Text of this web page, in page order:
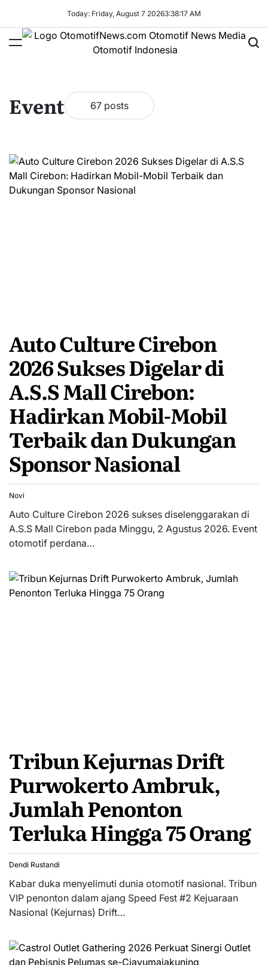
content
Today: Friday, August 7 20263:38:18 AM
Event 67 posts
Auto Culture Cirebon
2026 Sukses Digelar di
A.S.S Mall Cirebon:
Hadirkan Mobil-Mobil
Terbaik dan Dukungan
Sponsor Nasional
Novi
Auto Culture Cirebon 2026 sukses diselenggarakan di
A.S.S Mall Cirebon pada Minggu, 2 Agustus 2026. Event
otomotif perdana…
Tribun Kejurnas Drift
Purwokerto Ambruk,
Jumlah Penonton
Terluka Hingga 75 Orang
Dendi Rustandi
Kabar duka menyelimuti dunia otomotif nasional. Tribun
VIP penonton dalam ajang Speed Fest #2 Kejuaraan
Nasional (Kejurnas) Drift…